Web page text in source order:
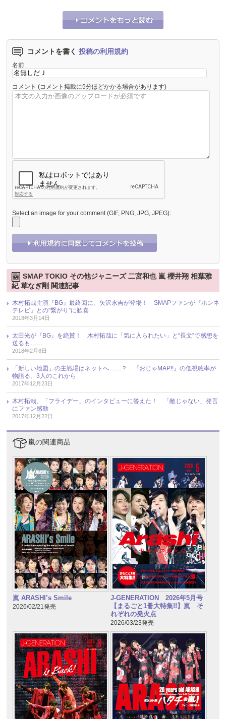
コメントを書く 投稿の利用規約
名前
コメント (コメント掲載に5分ほどかかる場合があります)
Select an image for your comment (GIF, PNG, JPG, JPEG):
SMAP TOKIO その他ジャニーズ 二宮和也 嵐 櫻井翔 相葉雅
紀 草なぎ剛 関連記事
木村拓哉主演『BG』最終回に、矢沢永吉が登場！ SMAPファンが『ホンネ
テレビ』との“繋がり”に歓喜
2018年3月14日
太田光が『BG』を絶賛！ 木村拓哉に「気に入られたい」と“長文”で感想を
送るも……
2018年2月8日
「新しい地図」の主戦場はネットへ……？ 『おじゃMAP!!』の低視聴率が
物語る、3人のこれから
2017年12月23日
木村拓哉、「フライデー」のインタビューに答えた！ 「敵じゃない」発言
にファン感動
2017年12月22日
嵐の関連商品
嵐 ARASHI’s Smile
2026/02/21発売
J-GENERATION 2026年5月号
【まるごと1冊大特集!!】嵐 そ
れぞれの発火点
2026/03/23発売